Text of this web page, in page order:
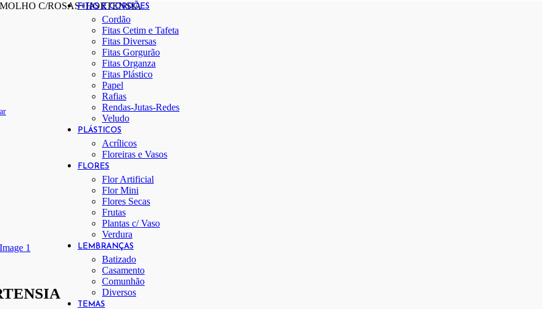
FITAS E CORDÕES
Cordão
Fitas Cetim e Tafeta
Fitas Diversas
Fitas Gorgurão
Fitas Organza
Fitas Plástico
Papel
Rafias
Rendas-Jutas-Redes
Veludo
PLÁSTICOS
Acrílicos
Floreiras e Vasos
FLORES
Flor Artificial
Flor Mini
Flores Secas
Frutas
Plantas c/ Vaso
Verdura
LEMBRANÇAS
Batizado
Casamento
Comunhão
Diversos
TEMAS
C/ROSAS+HORTENSIA